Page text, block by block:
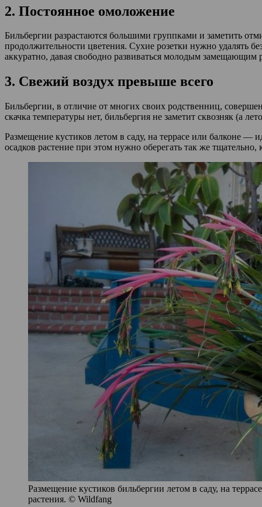
2. Постоянное омоложение
Бильбергии разрастаются большими группками и заметить
продолжительности цветения. Сухие розетки нужно удалять
аккуратно, давая свободно развиваться молодым замещающим
3. Свежий воздух превыше всего
Бильбергии, в отличие от многих своих родственниц,
скачка температуры нет, бильбергия не заметит сквозняк (а
Размещение кустиков летом в саду, на террасе или балконе —
осадков растение при этом нужно оберегать так же тщательно,
Размещение кустиков бильбергии летом в саду, на
растения. © Wildfang